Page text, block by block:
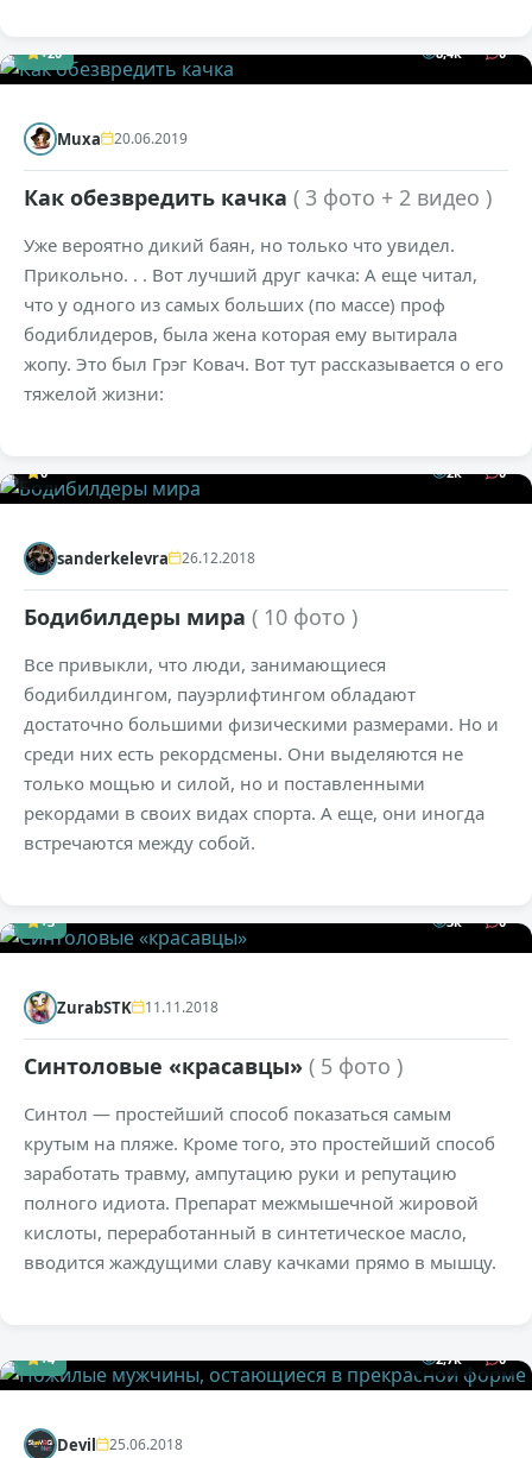
+20 8,4к 0
Muxa 20.06.2019
Как обезвредить качка ( 3 фото + 2 видео )
Уже вероятно дикий баян, но только что увидел.
Прикольно. . . Вот лучший друг качка: А еще читал,
что у одного из самых больших (по массе) проф
бодиблидеров, была жена которая ему вытирала
жопу. Это был Грэг Ковач. Вот тут рассказывается о его
тяжелой жизни:
0 2к 0
sanderkelevra 26.12.2018
Бодибилдеры мира ( 10 фото )
Все привыкли, что люди, занимающиеся
бодибилдингом, пауэрлифтингом обладают
достаточно большими физическими размерами. Но и
среди них есть рекордсмены. Они выделяются не
только мощью и силой, но и поставленными
рекордами в своих видах спорта. А еще, они иногда
встречаются между собой.
+3 3к 0
ZurabSTK 11.11.2018
Cинтоловые «красавцы» ( 5 фото )
Синтол — простейший способ показаться самым
крутым на пляже. Кроме того, это простейший способ
заработать травму, ампутацию руки и репутацию
полного идиота. Препарат межмышечной жировой
кислоты, переработанный в синтетическое масло,
вводится жаждущими славу качками прямо в мышцу.
+4 2,7к 0
Devil 25.06.2018